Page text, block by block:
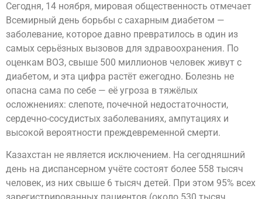
Сегодня, 14 ноября, мировая общественность отмечает
Всемирный день борьбы с сахарным диабетом —
заболевание, которое давно превратилось в один из
самых серьёзных вызовов для здравоохранения. По
оценкам ВОЗ, свыше 500 миллионов человек живут с
диабетом, и эта цифра растёт ежегодно. Болезнь не
опасна сама по себе — её угроза в тяжёлых
осложнениях: слепоте, почечной недостаточности,
сердечно-сосудистых заболеваниях, ампутациях и
высокой вероятности преждевременной смерти.
Казахстан не является исключением. На сегодняшний
день на диспансерном учёте состоят более 558 тысяч
человек, из них свыше 6 тысяч детей. При этом 95% всех